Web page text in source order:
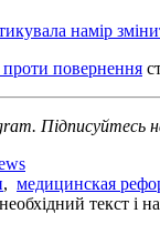
намір
повернення
Підписуйтесь
, медицинская
текст і